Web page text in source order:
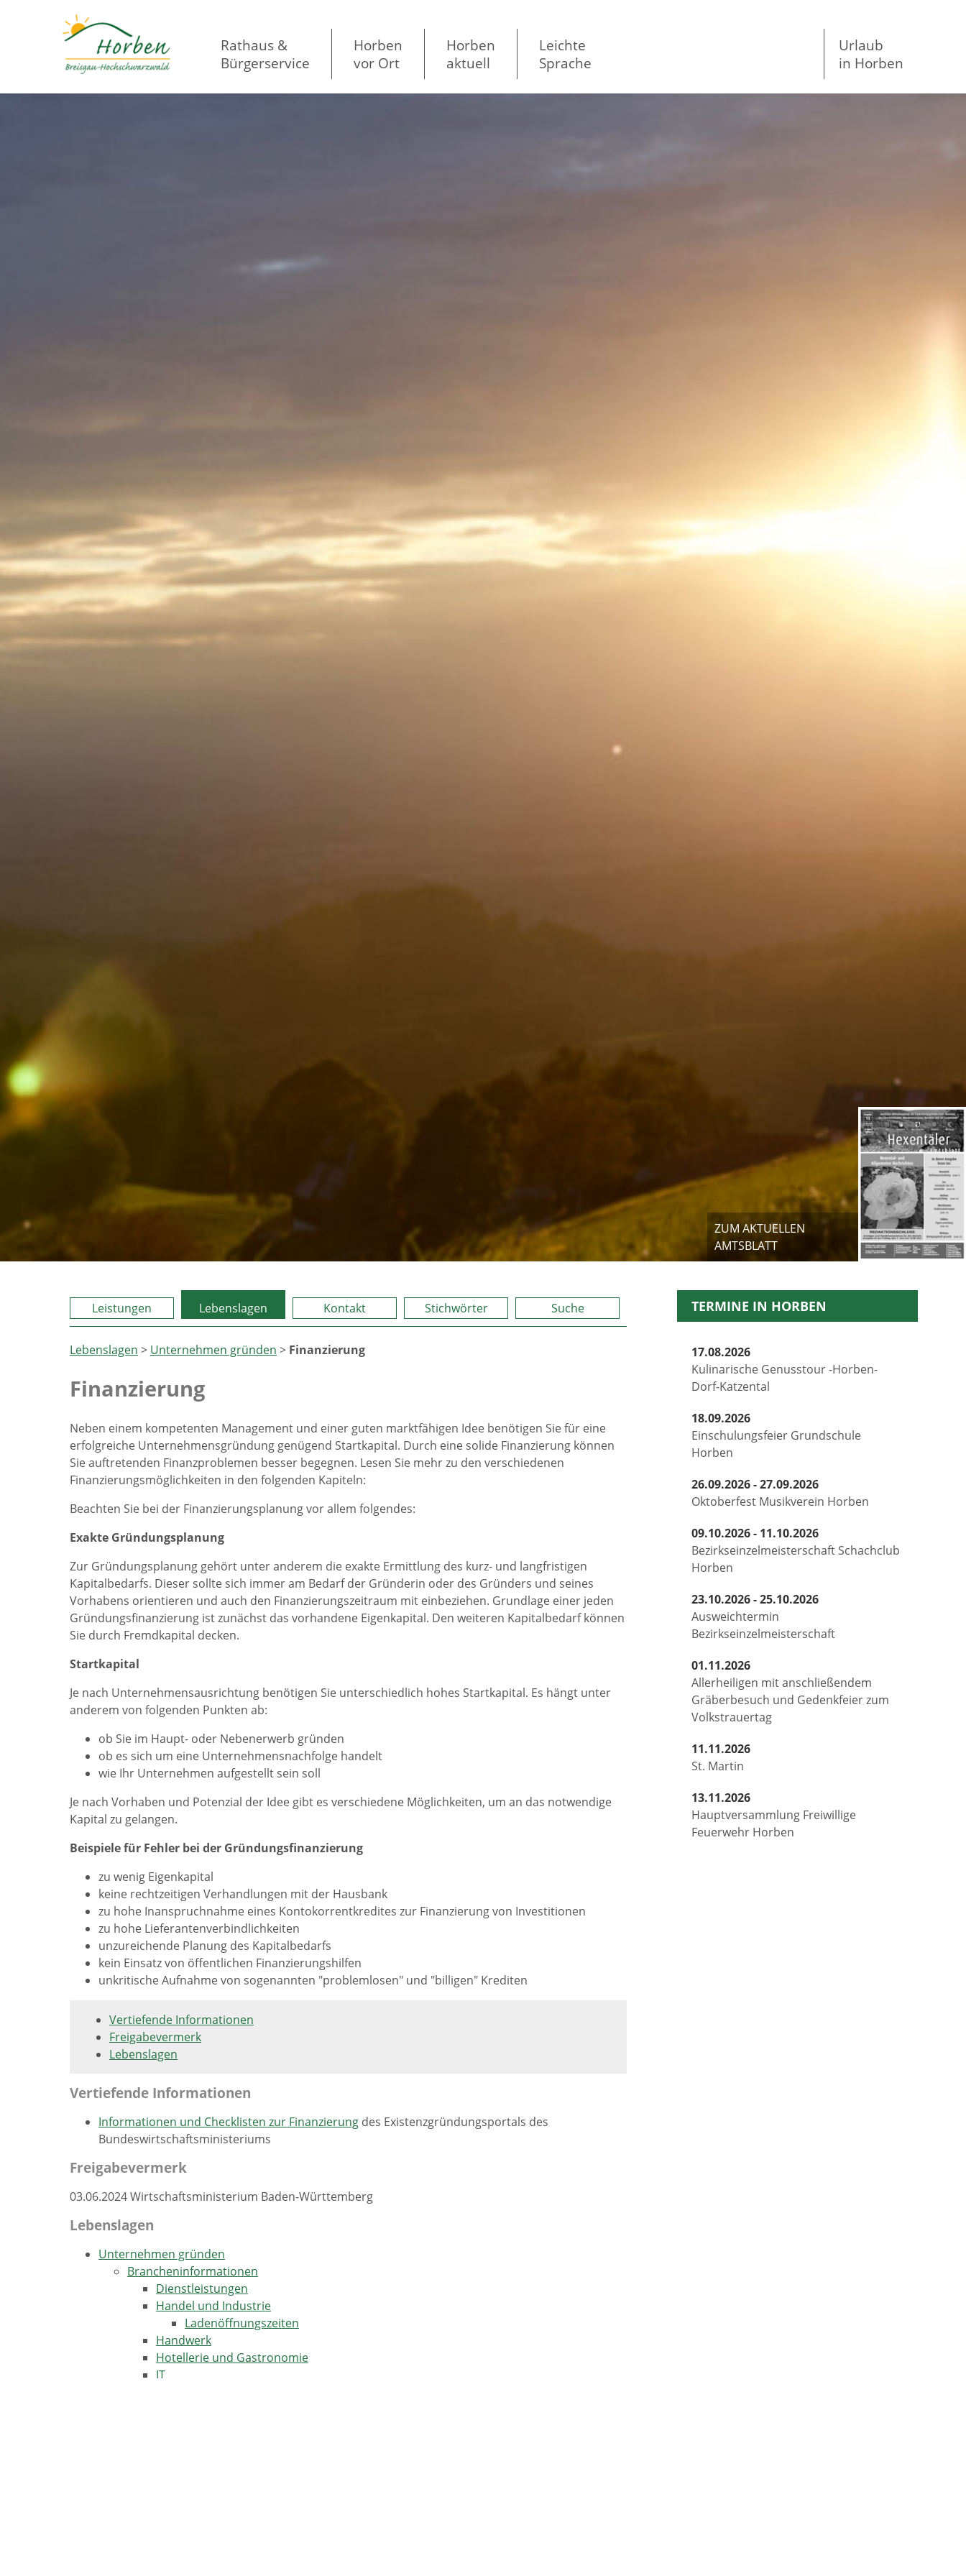
Rathaus &
Bürgerservice
Horben
vor Ort
Horben
aktuell
Leichte
Sprache
Urlaub
in Horben
ZUM AKTUELLEN
AMTSBLATT
Leistungen Lebenslagen Kontakt Stichwörter Suche
Lebenslagen > Unternehmen gründen > Finanzierung
Finanzierung
Neben einem kompetenten Management und einer guten marktfähigen Idee benötigen Sie für eine
erfolgreiche Unternehmensgründung genügend Startkapital. Durch eine solide Finanzierung können
Sie auftretenden Finanzproblemen besser begegnen. Lesen Sie mehr zu den verschiedenen
Finanzierungsmöglichkeiten in den folgenden Kapiteln:
Beachten Sie bei der Finanzierungsplanung vor allem folgendes:
Exakte Gründungsplanung
Zur Gründungsplanung gehört unter anderem die exakte Ermittlung des kurz- und langfristigen
Kapitalbedarfs. Dieser sollte sich immer am Bedarf der Gründerin oder des Gründers und seines
Vorhabens orientieren und auch den Finanzierungszeitraum mit einbeziehen. Grundlage einer jeden
Gründungsfinanzierung ist zunächst das vorhandene Eigenkapital. Den weiteren Kapitalbedarf können
Sie durch Fremdkapital decken.
Startkapital
Je nach Unternehmensausrichtung benötigen Sie unterschiedlich hohes Startkapital. Es hängt unter
anderem von folgenden Punkten ab:
ob Sie im Haupt- oder Nebenerwerb gründen
ob es sich um eine Unternehmensnachfolge handelt
wie Ihr Unternehmen aufgestellt sein soll
Je nach Vorhaben und Potenzial der Idee gibt es verschiedene Möglichkeiten, um an das notwendige
Kapital zu gelangen.
Beispiele für Fehler bei der Gründungsfinanzierung
zu wenig Eigenkapital
keine rechtzeitigen Verhandlungen mit der Hausbank
zu hohe Inanspruchnahme eines Kontokorrentkredites zur Finanzierung von Investitionen
zu hohe Lieferantenverbindlichkeiten
unzureichende Planung des Kapitalbedarfs
kein Einsatz von öffentlichen Finanzierungshilfen
unkritische Aufnahme von sogenannten "problemlosen" und "billigen" Krediten
Vertiefende Informationen
Freigabevermerk
Lebenslagen
Vertiefende Informationen
Informationen und Checklisten zur Finanzierung des Existenzgründungsportals des
Bundeswirtschaftsministeriums
Freigabevermerk
03.06.2024 Wirtschaftsministerium Baden-Württemberg
Lebenslagen
Unternehmen gründen
Brancheninformationen
Dienstleistungen
Handel und Industrie
Ladenöffnungszeiten
Handwerk
Hotellerie und Gastronomie
IT
TERMINE IN HORBEN
17.08.2026
Kulinarische Genusstour -Horben-
Dorf-Katzental
18.09.2026
Einschulungsfeier Grundschule
Horben
26.09.2026 - 27.09.2026
Oktoberfest Musikverein Horben
09.10.2026 - 11.10.2026
Bezirkseinzelmeisterschaft Schachclub
Horben
23.10.2026 - 25.10.2026
Ausweichtermin
Bezirkseinzelmeisterschaft
01.11.2026
Allerheiligen mit anschließendem
Gräberbesuch und Gedenkfeier zum
Volkstrauertag
11.11.2026
St. Martin
13.11.2026
Hauptversammlung Freiwillige
Feuerwehr Horben